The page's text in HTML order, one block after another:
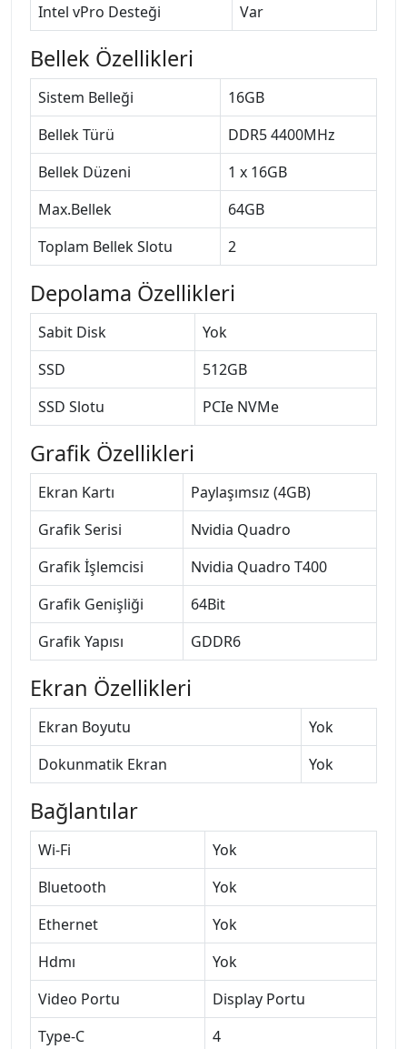
Intel vPro Desteği
Var
Bellek Özellikleri
Sistem Belleği
16GB
Bellek Türü
DDR5 4400MHz
Bellek Düzeni
1 x 16GB
Max.Bellek
64GB
Toplam Bellek Slotu
2
Depolama Özellikleri
Sabit Disk
Yok
SSD
512GB
SSD Slotu
PCIe NVMe
Grafik Özellikleri
Ekran Kartı
Paylaşımsız (4GB)
Grafik Serisi
Nvidia Quadro
Grafik İşlemcisi
Nvidia Quadro T400
Grafik Genişliği
64Bit
Grafik Yapısı
GDDR6
Ekran Özellikleri
Ekran Boyutu
Yok
Dokunmatik Ekran
Yok
Bağlantılar
Wi-Fi
Yok
Bluetooth
Yok
Ethernet
Yok
Hdmı
Yok
Video Portu
Display Portu
Type-C
4